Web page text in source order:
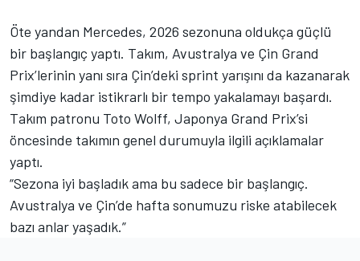
Öte yandan Mercedes, 2026 sezonuna oldukça güçlü
bir başlangıç yaptı. Takım, Avustralya ve Çin Grand
Prix’lerinin yanı sıra Çin’deki sprint yarışını da kazanarak
şimdiye kadar istikrarlı bir tempo yakalamayı başardı.
Takım patronu Toto Wolff, Japonya Grand Prix’si
öncesinde takımın genel durumuyla ilgili açıklamalar
yaptı.
“Sezona iyi başladık ama bu sadece bir başlangıç.
Avustralya ve Çin’de hafta sonumuzu riske atabilecek
bazı anlar yaşadık.”